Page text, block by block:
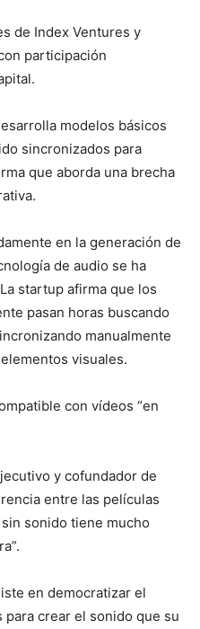
de Index Ventures y
participación
modelos básicos
sincronizados para
que aborda una brecha
en la generación de
de audio se ha
startup afirma que los
pasan horas buscando
manualmente
visuales.
con vídeos “en
y cofundador de
entre las películas
sonido tiene mucho
en democratizar el
crear el sonido que su